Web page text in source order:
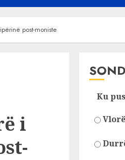
post-moniste
i
Ku
Vlorë